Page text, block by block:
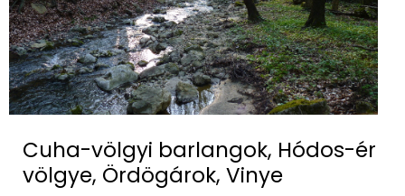
Cuha-völgyi barlangok, Hódos-ér
völgye, Ördögárok, Vinye